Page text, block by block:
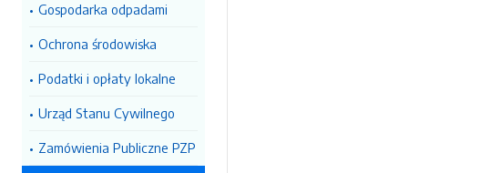
Gospodarka odpadami
Ochrona środowiska
Podatki i opłaty lokalne
Urząd Stanu Cywilnego
Zamówienia Publiczne PZP